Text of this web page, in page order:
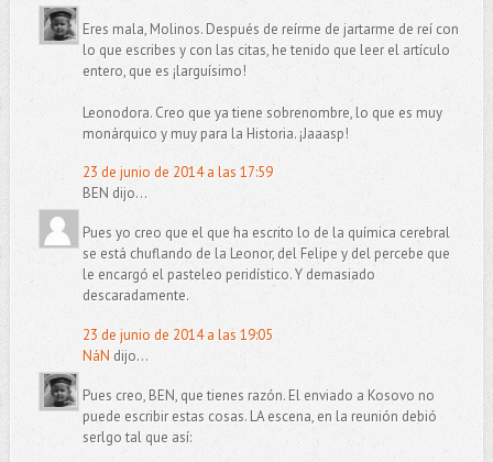
Eres mala, Molinos. Después de reírme de jartarme de reí con
lo que escribes y con las citas, he tenido que leer el artículo
entero, que es ¡larguísimo!
Leonodora. Creo que ya tiene sobrenombre, lo que es muy
monárquico y muy para la Historia. ¡Jaaasp!
23 de junio de 2014 a las 17:59
BEN dijo...
Pues yo creo que el que ha escrito lo de la química cerebral
se está chuflando de la Leonor, del Felipe y del percebe que
le encargó el pasteleo peridístico. Y demasiado
descaradamente.
23 de junio de 2014 a las 19:05
NáN dijo...
Pues creo, BEN, que tienes razón. El enviado a Kosovo no
puede escribir estas cosas. LA escena, en la reunión debió
serlgo tal que así: